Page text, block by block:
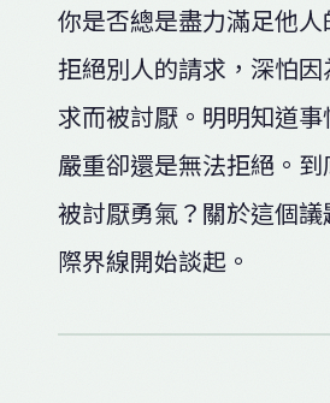
你是否總是盡力滿足他
拒絕別人的請求，深怕
求而被討厭。明明知道
嚴重卻還是無法拒絕。
被討厭勇氣？關於這個
際界線開始談起。